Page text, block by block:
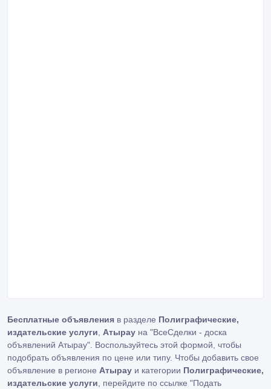
Бесплатные объявления в разделе Полиграфические,
издательские услуги
Атырау на "ВсеСделки - доска
объявлений Атырау". Воспользуйтесь этой формой, чтобы
подобрать объявления по цене или типу. Чтобы добавить свое
объявление в регионе Атырау и категории Полиграфические,
издательские услуги , перейдите по ссылке "Подать